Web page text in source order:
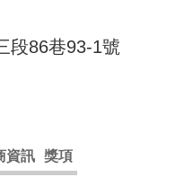
段86巷93-1號
資訊 獎項